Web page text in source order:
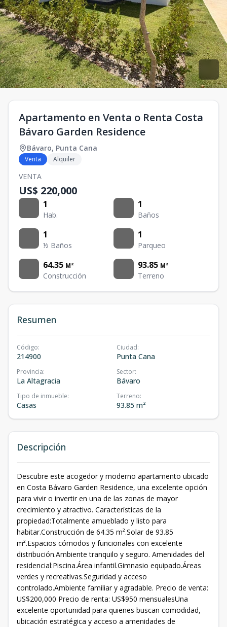
Apartamento en Venta o Renta Costa
Bávaro Garden Residence
Bávaro, Punta Cana
Venta Alquiler
VENTA
US$ 220,000
1
Hab.
1
Baños
1
½ Baños
1
Parqueo
64.35 M²
Construcción
93.85 M²
Terreno
Resumen
Código:
214900
Ciudad:
Punta Cana
Provincia:
La Altagracia
Sector:
Bávaro
Tipo de inmueble:
Casas
Terreno:
93.85 m²
Descripción
Descubre este acogedor y moderno apartamento ubicado
en Costa Bávaro Garden Residence, una excelente opción
para vivir o invertir en una de las zonas de mayor
crecimiento y atractivo. Características de la
propiedad:Totalmente amueblado y listo para
habitar.Construcción de 64.35 m².Solar de 93.85
m².Espacios cómodos y funcionales con excelente
distribución.Ambiente tranquilo y seguro. Amenidades del
residencial:Piscina.Área infantil.Gimnasio equipado.Áreas
verdes y recreativas.Seguridad y acceso
controlado.Ambiente familiar y agradable. Precio de venta:
US$200,000 Precio de renta: US$950 mensualesUna
excelente oportunidad para quienes buscan comodidad,
ubicación estratégica y acceso a amenidades de